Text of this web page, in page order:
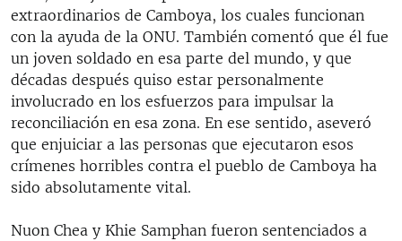
extraordinarios de Camboya, los cuales funcionan
con la ayuda de la ONU. También comentó que él fue
un joven soldado en esa parte del mundo, y que
décadas después quiso estar personalmente
involucrado en los esfuerzos para impulsar la
reconciliación en esa zona. En ese sentido, aseveró
que enjuiciar a las personas que ejecutaron esos
crímenes horribles contra el pueblo de Camboya ha
sido absolutamente vital.
Nuon Chea y Khie Samphan fueron sentenciados a